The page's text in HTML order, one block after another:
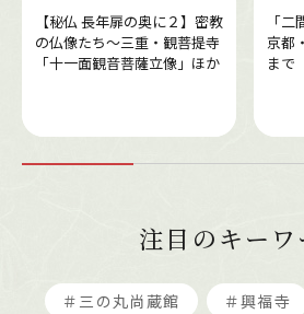
【秘仏 長年扉の奥に２】密教
の仏像たち～三重・観菩提寺
「十一面観音菩薩立像」ほか
「
京都
まで
注目のキーワ
＃三の丸尚蔵館 ＃興福寺